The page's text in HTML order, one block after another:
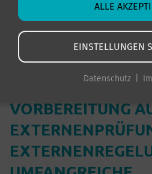
KAUFMANN /
EINZELHANDEL -
VORBEREITUNG
ALLE
EINSTELLUNGEN
Datenschutz